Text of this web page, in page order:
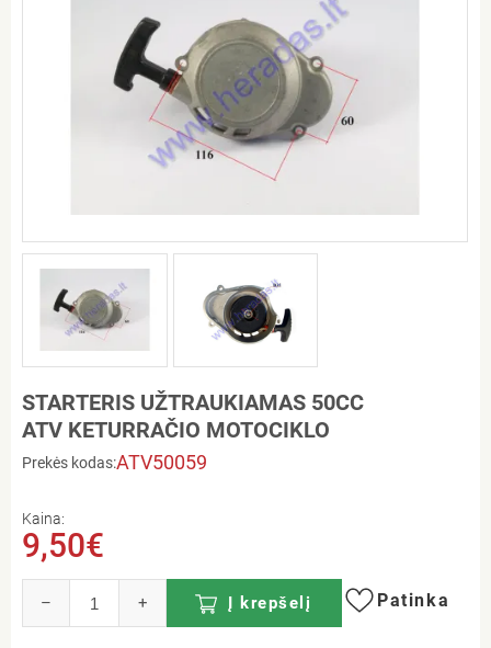
STARTERIS UŽTRAUKIAMAS 50CC
ATV KETURRAČIO MOTOCIKLO
Prekės kodas:ATV50059
Kaina:
9,50€
– + Į krepšelį Patinka